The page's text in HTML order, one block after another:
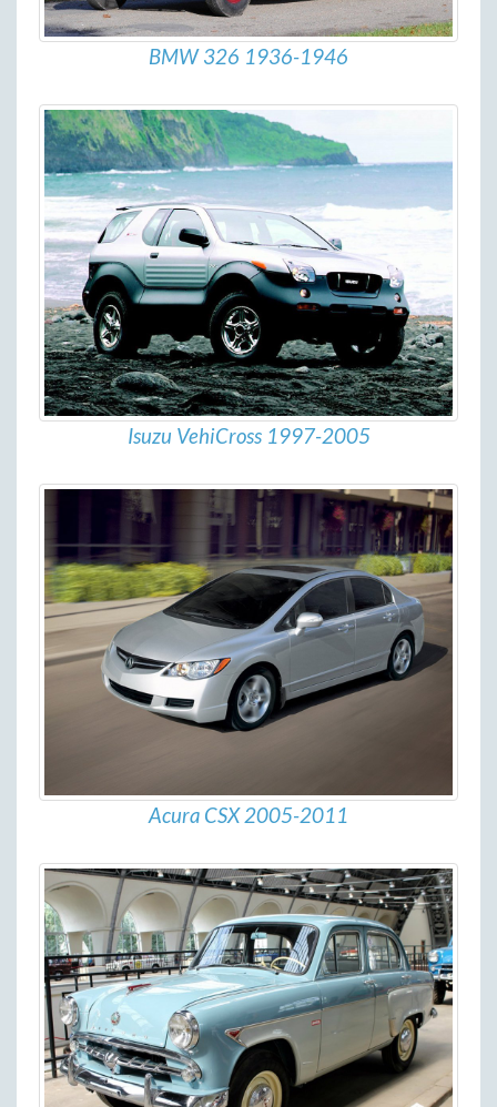
BMW 326 1936-1946
Isuzu VehiCross 1997-2005
Acura CSX 2005-2011